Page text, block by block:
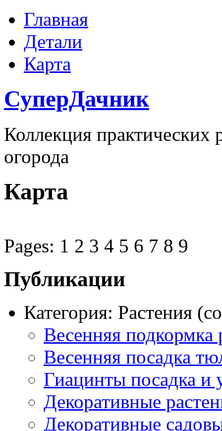
Главная
Детали
Карта
СуперДачник
Коллекция практических
огорода
Карта
Pages: 1 2 3 4 5 6 7 8 9
Публикации
Категория: Растения
Весенняя подкормка
Весенняя посадка
Гиацинты посадка и
Декоративные
Декоративные